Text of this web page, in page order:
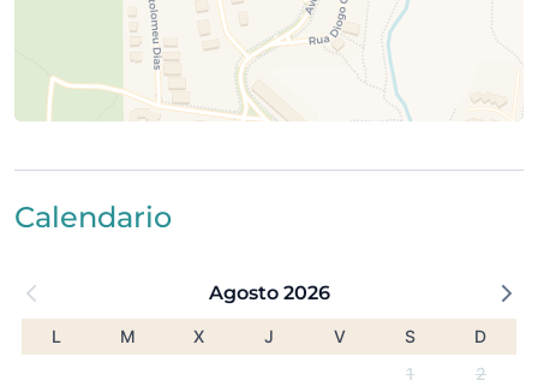
Calendario
Agosto 2026
L M X J V S
D
1
2